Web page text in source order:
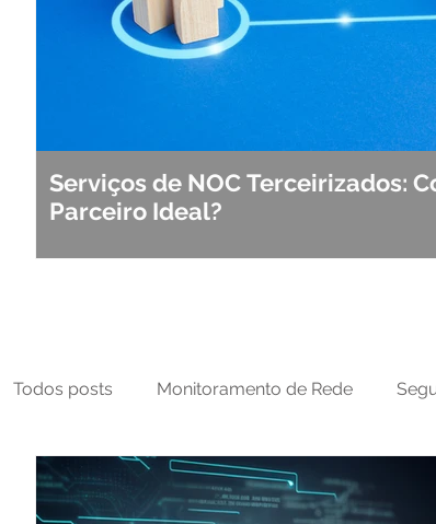
Serviços de NOC Terceirizados:
Parceiro Ideal?
Todos posts Monitoramento de Rede
MFT NOC Tecnologia Operacional